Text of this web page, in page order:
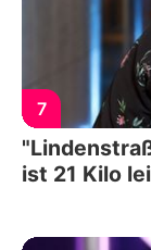
7
ist 21 Kilo